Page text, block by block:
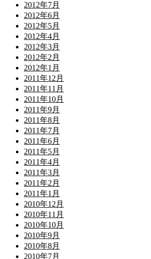
2012年7月
2012年6月
2012年5月
2012年4月
2012年3月
2012年2月
2012年1月
2011年12月
2011年11月
2011年10月
2011年9月
2011年8月
2011年7月
2011年6月
2011年5月
2011年4月
2011年3月
2011年2月
2011年1月
2010年12月
2010年11月
2010年10月
2010年9月
2010年8月
2010年7月